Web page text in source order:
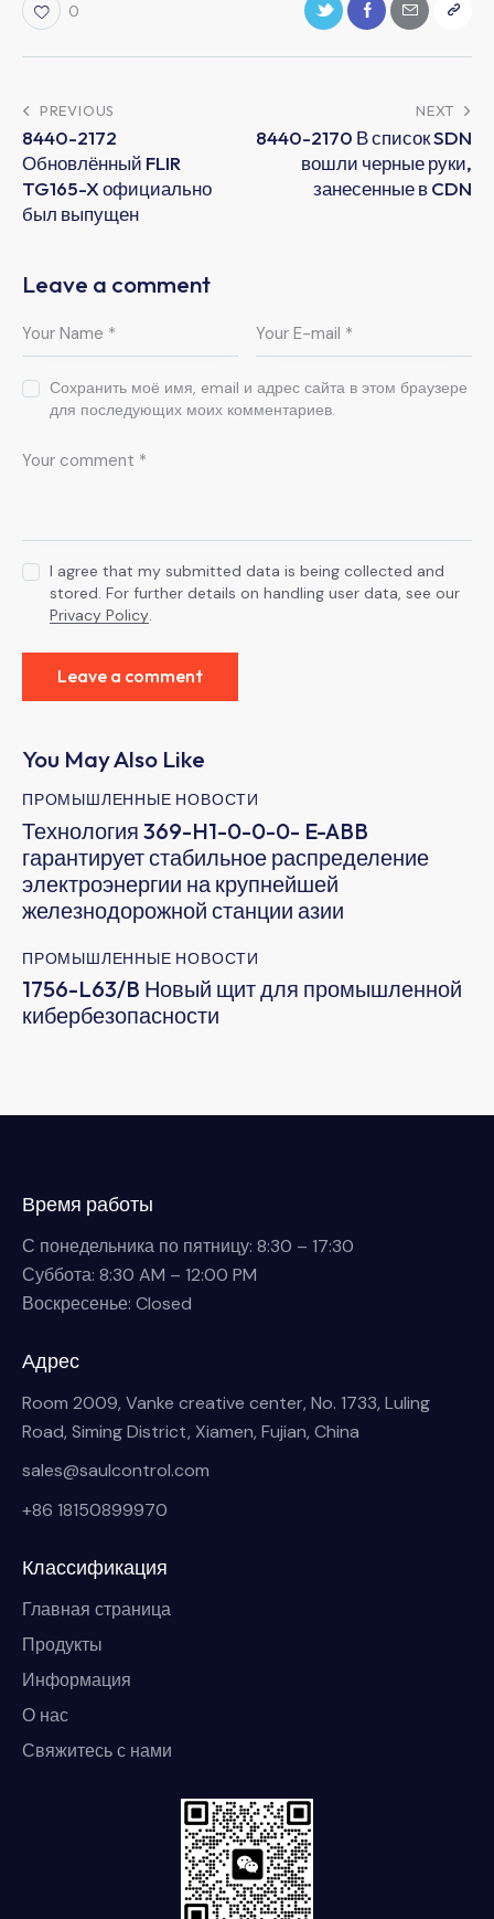
0
PREVIOUS
8440-2172
Обновлённый FLIR
TG165-X официально
был выпущен
NEXT
8440-2170 В список SDN
вошли черные руки,
занесенные в CDN
Leave a comment
Сохранить моё имя, email и адрес сайта в этом браузере
для последующих моих комментариев.
I agree that my submitted data is being collected and
stored. For further details on handling user data, see our
Privacy Policy.
You May Also Like
ПРОМЫШЛЕННЫЕ НОВОСТИ
Технология 369-H1-0-0-0- E-ABB
гарантирует стабильное распределение
электроэнергии на крупнейшей
железнодорожной станции азии
ПРОМЫШЛЕННЫЕ НОВОСТИ
1756-L63/B Новый щит для промышленной
кибербезопасности
Время работы
С понедельника по пятницу: 8:30 – 17:30
Суббота: 8:30 AM – 12:00 PM
Воскресенье: Closed
Адрес
Room 2009, Vanke creative center, No. 1733, Luling
Road, Siming District, Xiamen, Fujian, China
sales@saulcontrol.com
+86 18150899970
Классификация
Главная страница
Продукты
Информация
О нас
Свяжитесь с нами